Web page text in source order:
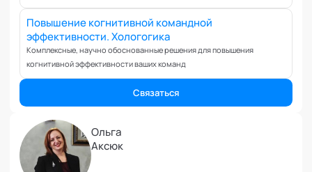
Самооценка и уверенность в себе
Секс и сексуальность
Сложности в общении
Спорт и тренировки
Стресс
Токсичные отношения и созависимость
Повышение когнитивной командной
эффективности. Хологогика
Комплексные, научно обоснованные решения для повышения
когнитивной эффективности ваших команд
Связаться
Ольга
Аксюк